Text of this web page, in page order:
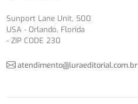
Sunport Lane Unit, 500
USA - Orlando, Florida
- ZIP CODE 230
atendimento@luraeditorial.com.br